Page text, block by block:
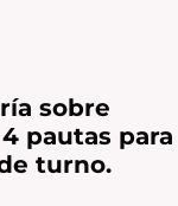
sobre
pautas para
turno.